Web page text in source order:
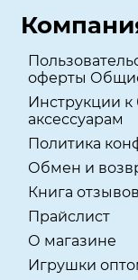
оферты
Инструкции к
аксессуарам
Политика
Обмен и
Книга отзывов
Прайслист
О магазине
Игрушки